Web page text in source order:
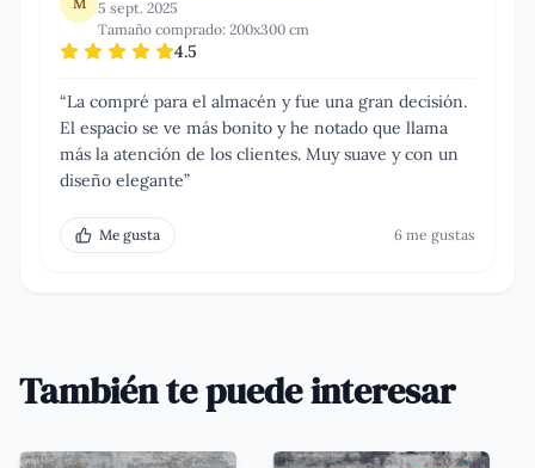
5 sept. 2025
Tamaño comprado: 200x300 cm
4.5
“La compré para el almacén y fue una gran decisión.
El espacio se ve más bonito y he notado que llama
más la atención de los clientes. Muy suave y con un
diseño elegante”
Me gusta 6 me gustas
También te puede interesar